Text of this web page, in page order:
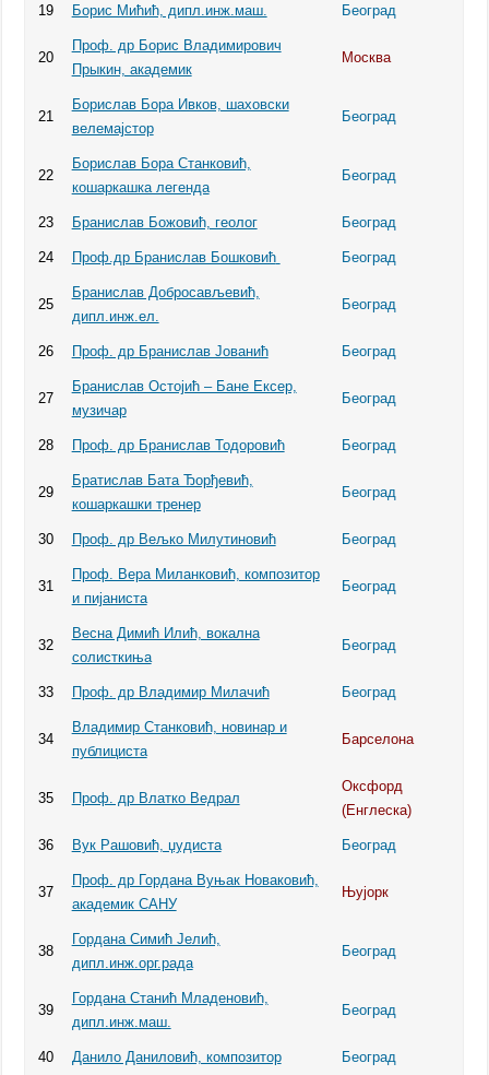
19 Борис Мићић, дипл.инж.маш. Београд
20
Проф. др Борис Владимирович
Прыкин, академик
Москва
21
Бoрислав Бора Ивков, шаховски
велемајстор
Београд
22
Бoрислав Бора Станковић,
кошаркашка легенда
Београд
23 Бранислав Божовић, геолог Београд
24 Проф.др Бранислав Бошковић Београд
25
Бранислав Добросављевић,
дипл.инж.ел.
Београд
26 Проф. др Бранислав Јованић Београд
27
Бранислав Остојић – Бане Ексер,
музичар
Београд
28 Проф. др Бранислав Тодоровић Београд
29
Братислав Бата Ђорђевић,
кошаркашки тренер
Београд
30 Проф. др Вељко Милутиновић Београд
31
Проф. Вера Миланковић, композитор
и пијаниста
Београд
32
Весна Димић Илић, вокална
солисткиња
Београд
33 Проф. др Владимир Милачић Београд
34
Владимир Станковић, новинар и
публициста
Барселона
35 Проф. др Влатко Ведрал
Оксфорд
(Енглеска)
36 Вук Рашовић, џудиста Београд
37
Проф. др Гордана Вуњак Новаковић,
академик САНУ
Њујорк
38
Гордана Симић Јелић,
дипл.инж.орг.рада
Београд
39
Гордана Станић Младеновић,
дипл.инж.маш.
Београд
40 Данило Даниловић, композитор Београд